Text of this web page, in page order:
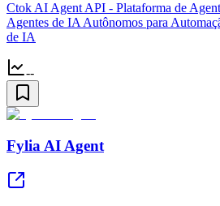
Ctok AI Agent API - Plataforma de
Agentes de IA Autônomos para
de IA
--
Fylia AI Agent